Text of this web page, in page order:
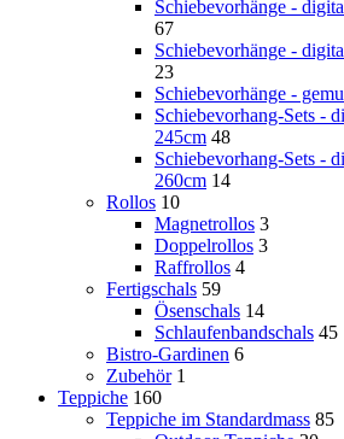
Schiebevorhänge -
67
Schiebevorhänge -
23
Schiebevorhänge -
Schiebevorhang-Sets -
245cm 48
Schiebevorhang-Sets -
260cm 14
Rollos 10
Magnetrollos 3
Doppelrollos 3
Raffrollos 4
Fertigschals 59
Ösenschals 14
Schlaufenbandschals 45
Bistro-Gardinen 6
Zubehör 1
Teppiche 160
Teppiche im Standardmass 85